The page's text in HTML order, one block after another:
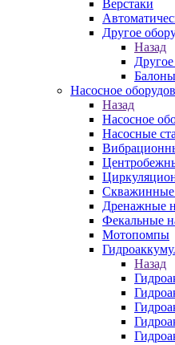
Верстаки
Другое
Назад
Насосное
Назад
Насосное
Насосные
Скважинные
Дренажные
Фекальные
Мотопомпы
Назад